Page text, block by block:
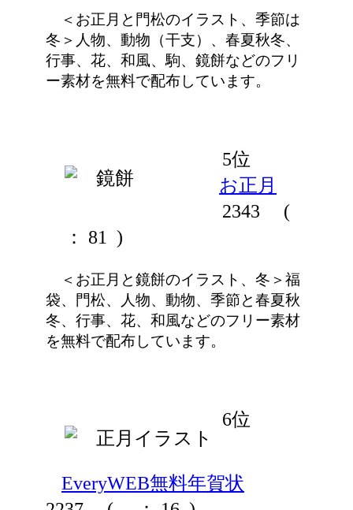
＜お正月と門松のイラスト、季節は
冬＞人物、動物（干支）、春夏秋冬、
行事、花、和風、駒、鏡餅などのフリ
ー素材を無料で配布しています。
5位
お正月
2343
(
： 81 )
＜お正月と鏡餅のイラスト、冬＞福
袋、門松、人物、動物、季節と春夏秋
冬、行事、花、和風などのフリー素材
を無料で配布しています。
6位
EveryWEB無料年賀状